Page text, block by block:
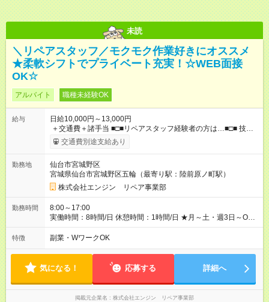
未読
＼リペアスタッフ／モクモク作業好きにオススメ
★柔軟シフトでプライベート充実！☆WEB面接
OK☆
アルバイト 職種未経験OK
給与
日給10,000円～13,000円
＋交通費＋諸手当 ■□■リペアスタッフ経験者の方は…■□■ 技術
チェック後に日給を決定します！ ・現場数に応じて『日給が1.2
倍』！ ・その他手当により『1.5倍』になることも…！ ・その他
交通費規定支給 ◆残業手当あり ◆子供手当あり ◆宿泊手当あり
(2000円/1日) ※宿泊を伴う現場の場合 ◆先輩スタッフの給与例
﹋﹋﹋﹋﹋﹋﹋﹋﹋﹋﹋ ・週5日勤務Aさん ＞＞日給10，000円
×20勤務 ＞＞月収20万円＋諸手当 【試用期間】試用期間あり 試
用期間の長さ：6ヶ月 ※ 雇用形態と給与に、本採用時と異なる部
分があります。 雇用形態：本採用時と同じです。 給与：日
円、 121勤務目から日給10，000円～、 となります。
::::: ::::: ::::: ::::: ::::: ::::::
交通費別途支給あり
勤務地
仙台市宮城野区
宮城県仙台市宮城野区五輪（最寄り駅：陸前原ノ町駅）
株式会社エンジン リペア事業部
勤務時間
8:00～17:00
実働時間：8時間/日 休憩時間：1時間/日 ★月～土・週3日～OK
★週4～5日入れる方大歓迎！※日時相談OK ★時期により連休取
得も可能！ ＼毎月希望シフト提出で働きやすい！／ 毎月20日ま
談OK
特徴 副業・WワークOK
気になる！ 応募する 詳細へ
掲載元企業名 株式会社エンジン リペア事業部